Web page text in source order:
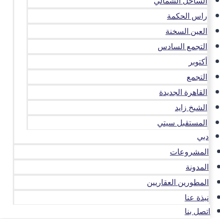
راس الحكمة
العين السخنة
التجمع السادس
أكتوبر
التجمع
القاهرة الجديدة
الشيخ زايد
المستقبل سيتي
دبي
المشروعات
المدونة
المطورين العقاريين
نبذة عنا
اتصل بنا